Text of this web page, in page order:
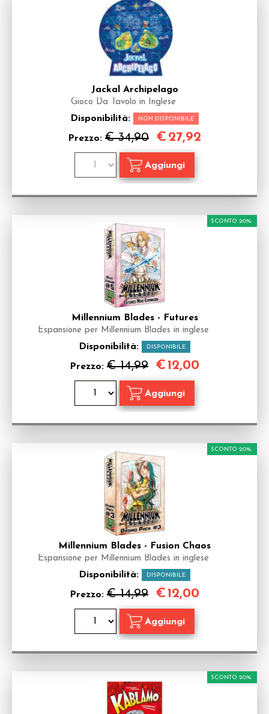
Jackal Archipelago
Gioco Da Tavolo in Inglese
Disponibilità: NON DISPONIBILE
Prezzo: € 34,90 € 27,92
Millennium Blades - Futures
Espansione per Millennium Blades in inglese
Disponibilità: DISPONIBILE
Prezzo: € 14,99
SCONTO 20%
€12,00
Millennium Blades - Fusion Chaos
Espansione per Millennium Blades in inglese
Disponibilità: DISPONIBILE
Prezzo: € 14,99
SCONTO 20%
€12,00
SCONTO 20%